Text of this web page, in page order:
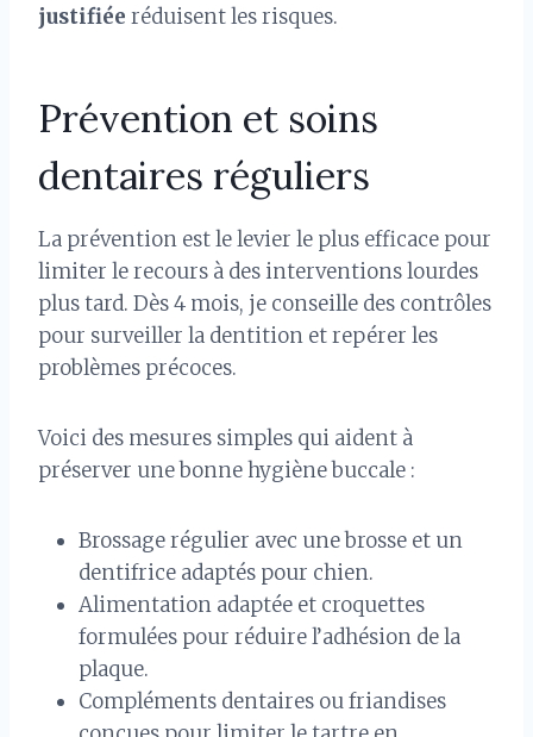
justifiée réduisent les risques.
Prévention et soins
dentaires réguliers
La prévention est le levier le plus efficace pour
limiter le recours à des interventions lourdes
plus tard. Dès 4 mois, je conseille des contrôles
pour surveiller la dentition et repérer les
problèmes précoces.
Voici des mesures simples qui aident à
préserver une bonne hygiène buccale :
Brossage régulier avec une brosse et un
dentifrice adaptés pour chien.
Alimentation adaptée et croquettes
formulées pour réduire l’adhésion de la
plaque.
Compléments dentaires ou friandises